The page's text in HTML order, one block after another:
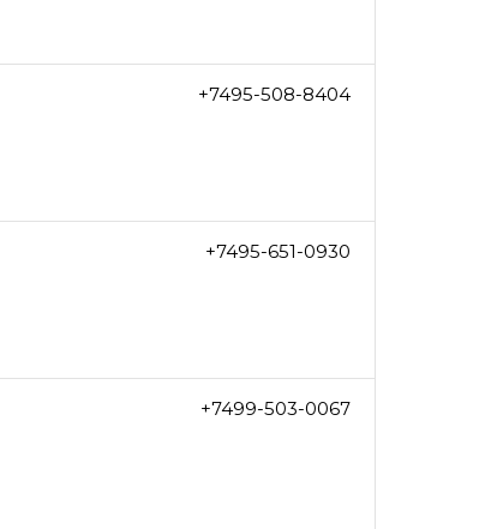
+7495-508-8404
+7495-651-0930
+7499-503-0067